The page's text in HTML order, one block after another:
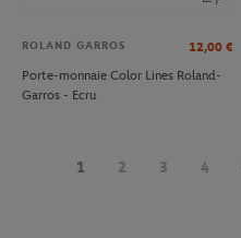
ROLAND GARROS 12,00 €
Porte-monnaie Color Lines Roland-
Garros - Ecru
1 2 3 4